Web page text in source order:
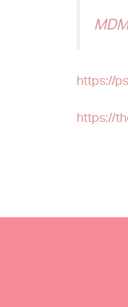
https://
https://